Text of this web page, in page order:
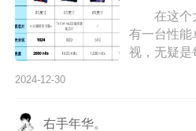
在这个大
有一台性能
视，无疑是
沙发上，
2024-12-30
右手年华。